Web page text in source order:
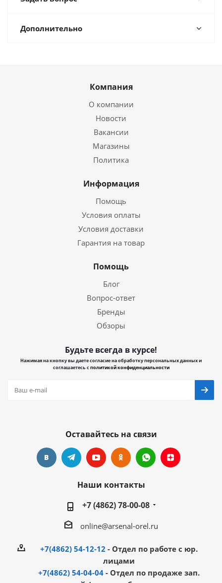
Дополнительно
Компания
О компании
Новости
Вакансии
Магазины
Политика
Информация
Помощь
Условия оплаты
Условия доставки
Гарантия на товар
Помощь
Блог
Вопрос-ответ
Бренды
Обзоры
Будьте всегда в курсе!
Нажимая на кнопку вы даете согласие на обработку персональных данных и
соглашаетесь сполитикой конфиденциальности
Оставайтесь на связи
Наши контакты
+7 (4862) 78-00-08
online@arsenal-orel.ru
+7(4862) 54-12-12 - Отдел по работе с юр.
лицами
+7(4862) 54-04-04 - Отдел по продаже зап.